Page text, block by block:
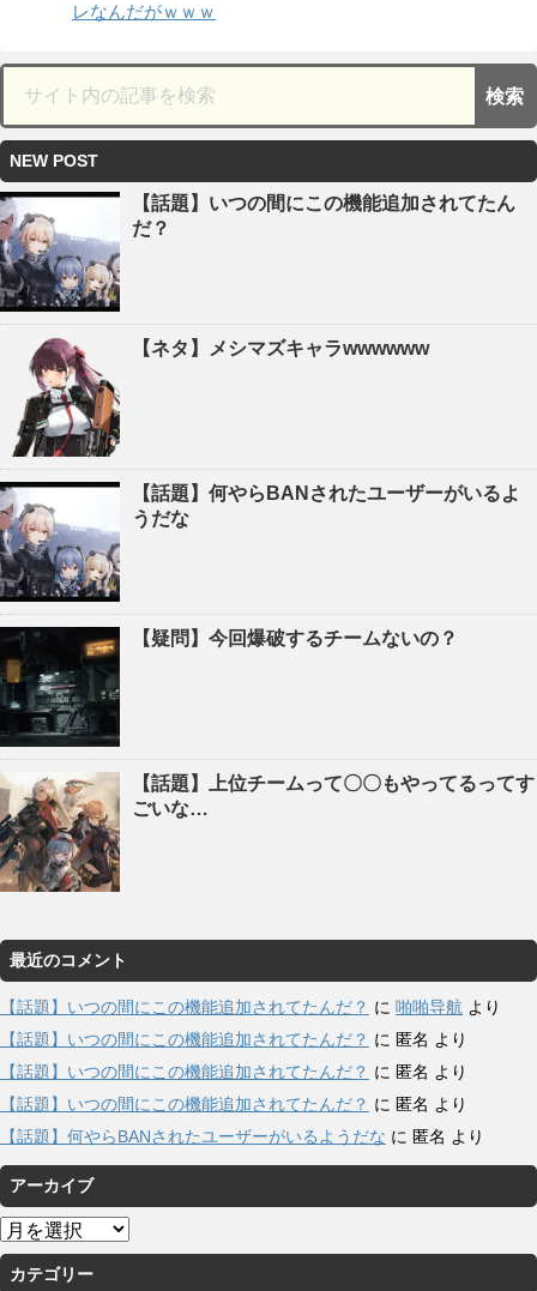
レなんだがｗｗｗ
NEW POST
【話題】いつの間にこの機能追加されてたん
だ？
【ネタ】メシマズキャラwwwwww
【話題】何やらBANされたユーザーがいるよ
うだな
【疑問】今回爆破するチームないの？
【話題】上位チームって〇〇もやってるってす
ごいな…
最近のコメント
【話題】いつの間にこの機能追加されてたんだ？ に 啪啪导航 より
【話題】いつの間にこの機能追加されてたんだ？ に 匿名 より
【話題】いつの間にこの機能追加されてたんだ？ に 匿名 より
【話題】いつの間にこの機能追加されてたんだ？ に 匿名 より
【話題】何やらBANされたユーザーがいるようだな に 匿名 より
アーカイブ
ア
ー
カカテゴリー